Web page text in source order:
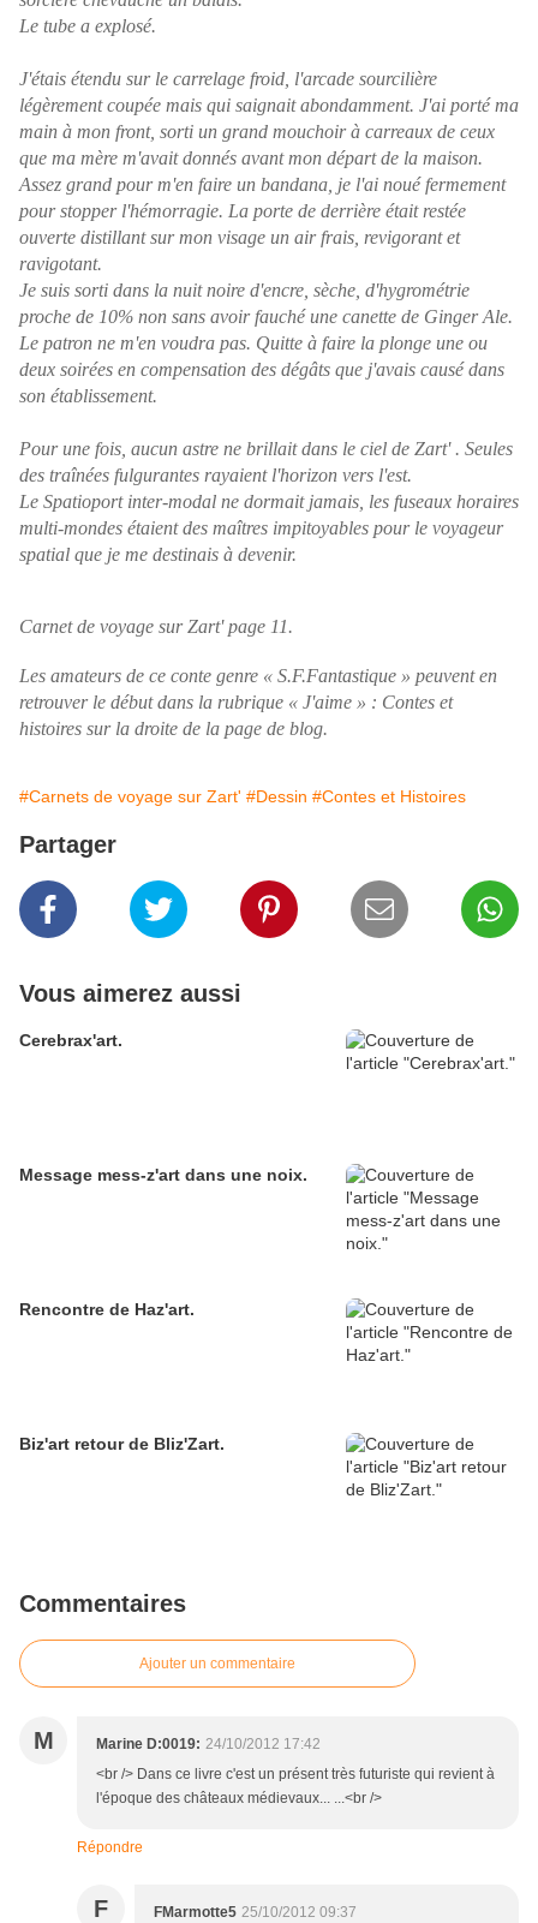
Le tube a explosé.
J'étais étendu sur le carrelage froid, l'arcade sourcilière
légèrement coupée mais qui saignait abondamment. J'ai porté ma
main à mon front, sorti un grand mouchoir à carreaux de ceux
que ma mère m'avait donnés avant mon départ de la maison.
Assez grand pour m'en faire un bandana, je l'ai noué fermement
pour stopper l'hémorragie. La porte de derrière était restée
ouverte distillant sur mon visage un air frais, revigorant et
ravigotant.
Je suis sorti dans la nuit noire d'encre, sèche, d'hygrométrie
proche de 10% non sans avoir fauché une canette de Ginger Ale.
Le patron ne m'en voudra pas. Quitte à faire la plonge une ou
deux soirées en compensation des dégâts que j'avais causé dans
son établissement.
Pour une fois, aucun astre ne brillait dans le ciel de Zart' . Seules
des traînées fulgurantes rayaient l'horizon vers l'est.
Le Spatioport inter-modal ne dormait jamais, les fuseaux horaires
multi-mondes étaient des maîtres impitoyables pour le voyageur
spatial que je me destinais à devenir.
Carnet de voyage sur Zart' page 11.
Les amateurs de ce conte genre « S.F.Fantastique » peuvent en
retrouver le début dans la rubrique « J'aime » : Contes et
histoires sur la droite de la page de blog.
#Carnets de voyage sur Zart' #Dessin #Contes et Histoires
Partager
Vous aimerez aussi
Cerebrax'art.
Message mess-z'art dans une noix.
Rencontre de Haz'art.
Biz'art retour de Bliz'Zart.
Commentaires
Ajouter un commentaire
M Marine D:0019: 24/10/2012 17:42
<br /> Dans ce livre c'est un présent très futuriste qui revient à
l'époque des châteaux médievaux... ...<br />
Répondre
F FMarmotte5 25/10/2012 09:37